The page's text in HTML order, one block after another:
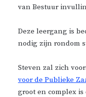
van Bestuur
Deze leergang is
nodig zijn rondom
Steven zal zich
voor de Publieke
groot en complex